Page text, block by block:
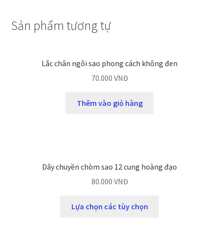
Sản phẩm tương tự
Lắc chân ngôi sao phong cách không đen
70.000 VNĐ
Thêm vào giỏ hàng
Dây chuyền chòm sao 12 cung hoàng đạo
80.000 VNĐ
Lựa chọn các tùy chọn